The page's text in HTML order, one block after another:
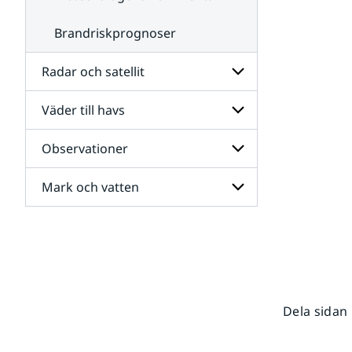
Brandriskprognoser
Radar och satellit
Undersidor
för
Radar
och
satellit
Väder till havs
Undersidor
för
Väder
till
havs
Observationer
Undersidor
för
Mark och vatten
Dela sidan